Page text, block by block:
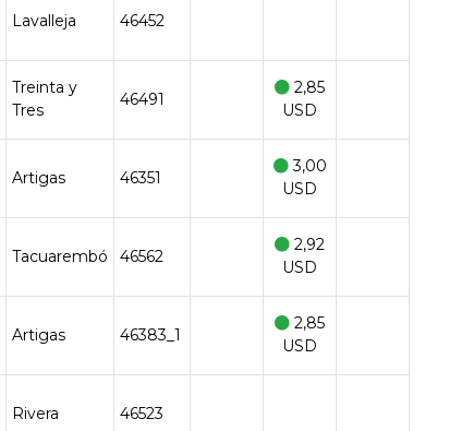
Lavalleja 46452
Treinta y
Tres
46491
2,85
USD
Artigas 46351
3,00
USD
Tacuarembó 46562
2,92
USD
Artigas 46383_1
2,85
USD
Rivera 46523